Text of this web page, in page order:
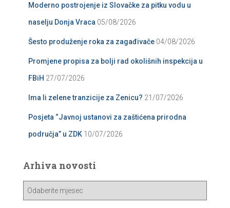
Moderno postrojenje iz Slovačke za pitku vodu u
naselju Donja Vraca 05/08/2026
Šesto produženje roka za zagađivače 04/08/2026
Promjene propisa za bolji rad okolišnih inspekcija u
FBiH 27/07/2026
Ima li zelene tranzicije za Zenicu? 21/07/2026
Posjeta “Javnoj ustanovi za zaštićena prirodna
područja” u ZDK 10/07/2026
Arhiva novosti